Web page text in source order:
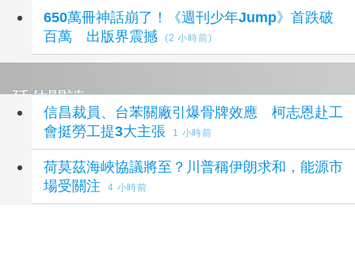
650萬冊神話崩了！《週刊少年Jump》首跌破
百萬 出版界震撼
(2 小時前)
延伸閱讀
信昌裁員、台苯關廠引爆骨牌效應 柯志恩赴工
會挺勞工提3大主張
1 小時前
荷莫茲海峽協議將至？川普稱伊朗求和，能源市
場受關注
4 小時前